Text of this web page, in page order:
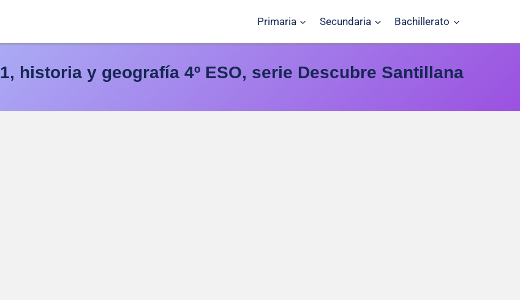
Primaria Secundaria Bachillerato
historia y geografía 4º ESO, serie Descubre Santillana